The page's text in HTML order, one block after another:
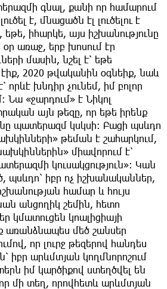
գնալ, քանի որ համարում
է, մնացածն էլ լուծելու է
իհարկե, այս իշխանությունը
առաջ, երբ խոսում էր
մասին, նշել է՝ եթե
2020 թվականին օգնեիք, նաև
որևէ խնդիր չունեմ, իմ բոլոր
Նա «ջարդում» է Նիկոլ
այն թեզը, որ եթե իրենք
պատերազմ կսկսի։ Բացի պսևդո
թեման է շահարկում,
միավորում է՝
կուսակցություն»։ Կան
պսևդո՝ իբր ոչ իշխանականներ,
համար և հույս
անցողիկ շեմին, հետո
կմատուցեն կոալիցիայի
առանձնապես մեծ շանսեր
որ լուրջ թեզերով հանդես
իբր արևմտյան կողմնորոշում
իմ կարծիքով ստեղծվել են
մի տեղ, որովհետև արևմտյան